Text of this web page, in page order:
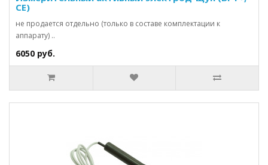
CE)
не продается отдельно (только в составе комплектации к
аппарату) ..
6050 руб.